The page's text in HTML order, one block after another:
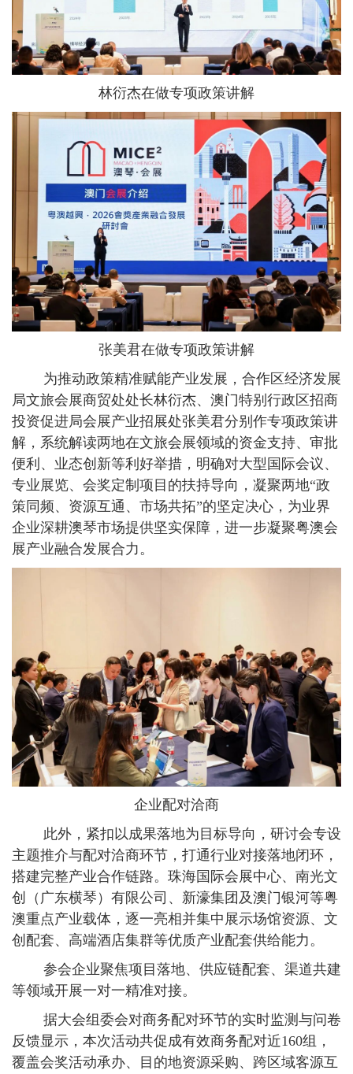
林衍杰在做专项政策讲解
张美君在做专项政策讲解
为推动政策精准赋能产业发展，合作区经济发展
局文旅会展商贸处处长林衍杰、澳门特别行政区招商
投资促进局会展产业招展处张美君分别作专项政策讲
解，系统解读两地在文旅会展领域的资金支持、审批
便利、业态创新等利好举措，明确对大型国际会议、
专业展览、会奖定制项目的扶持导向，凝聚两地“政
策同频、资源互通、市场共拓”的坚定决心，为业界
企业深耕澳琴市场提供坚实保障，进一步凝聚粤澳会
展产业融合发展合力。
企业配对洽商
此外，紧扣以成果落地为目标导向，研讨会专设
主题推介与配对洽商环节，打通行业对接落地闭环，
搭建完整产业合作链路。珠海国际会展中心、南光文
创（广东横琴）有限公司、新濠集团及澳门银河等粤
澳重点产业载体，逐一亮相并集中展示场馆资源、文
创配套、高端酒店集群等优质产业配套供给能力。
参会企业聚焦项目落地、供应链配套、渠道共建
等领域开展一对一精准对接。
据大会组委会对商务配对环节的实时监测与问卷
反馈显示，本次活动共促成有效商务配对近160组，
覆盖会奖活动承办、目的地资源采购、跨区域客源互